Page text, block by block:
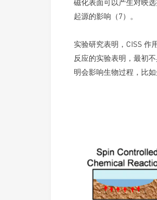
磁化表面可以产生对映
起源的影响（7）。
实验研究表明，CISS 作
反应的实验表明，最初
明会影响生物过程，比